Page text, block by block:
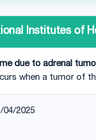
Institutes of
due to adrenal
when a tumor of
04/2025